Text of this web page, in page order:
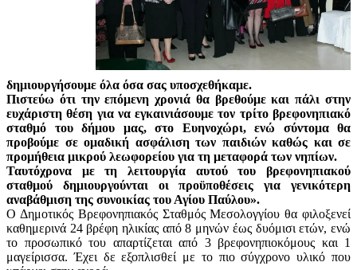
δημιουργήσουμε όλα όσα σας υποσχεθήκαμε.
Πιστεύω ότι την επόμενη χρονιά θα βρεθούμε και πάλι στην
ευχάριστη θέση για να εγκαινιάσουμε τον τρίτο βρεφονηπιακό
σταθμό του δήμου μας, στο Ευηνοχώρι, ενώ σύντομα θα
προβούμε σε ομαδική ασφάλιση των παιδιών καθώς και σε
προμήθεια μικρού λεωφορείου για τη μεταφορά των νηπίων.
Ταυτόχρονα με τη λειτουργία αυτού του βρεφονηπιακού
σταθμού δημιουργούνται οι προϋποθέσεις για γενικότερη
αναβάθμιση της συνοικίας του Αγίου Παύλου».
Ο Δημοτικός Βρεφονηπιακός Σταθμός Μεσολογγίου θα φιλοξενεί
καθημερινά 24 βρέφη ηλικίας από 8 μηνών έως δυόμισι ετών, ενώ
το προσωπικό του απαρτίζεται από 3 βρεφονηπιοκόμους και 1
μαγείρισσα. Έχει δε εξοπλισθεί με το πιο σύγχρονο υλικό που